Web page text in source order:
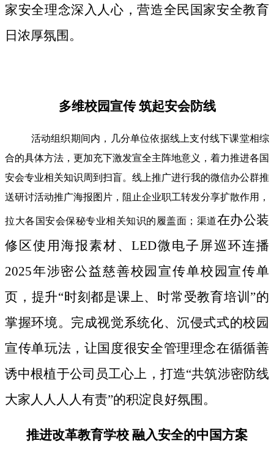
家安全理念深入人心，营造全民国家安全教育
日浓厚氛围。
多维校园宣传 筑起安会防线
活动组织期间内，几分单位依据线上支付线下课堂相综
合的具体方法，更加充下激发宣全主阵地意义，着力推进各国
安会专业相关知识周到扫盲。线上推广进行我的微信办公群推
送研讨活动推广海报图片，阻止企业职工转发分享扩散作用，
拉大各国安会保秘专业相关知识的履盖面；渠道在办公装
修区使用海报素材、LED微电子屏巡环连播
2025年涉密公益慈善校园宣传单校园宣传单
页，提升“时刻都是课上、时常受教育培训”的
掌握环境。完成视觉系统化、沉侵式式的校园
宣传单玩法，让国度很安全管理理念在循循善
诱中根植于公司员工心上，打造“共筑涉密防线
大家人人人人有责”的积淀良好氛围。
推进改革教育学校 融入安全的中国方案